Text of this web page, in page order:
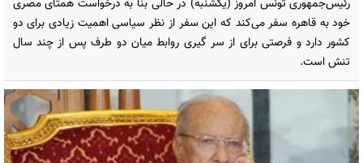
رئیس‌جمهوری تونس امروز (یکشنبه) در حالی بنا به درخواست همتای مصری
خود به قاهره سفر می‌کند که این سفر از نظر سیاسی اهمیت زیادی برای دو
کشور دارد و فرصتی برای از سر گیری روابط میان دو طرف پس از چند سال
تنش است.